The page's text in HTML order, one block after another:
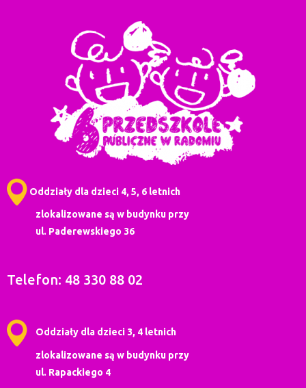
Oddziały dla dzieci 4, 5, 6 letnich
zlokalizowane są w budynku przy
ul. Paderewskiego 36
Telefon: 48 330 88 02
Oddziały dla dzieci 3, 4 letnich
zlokalizowane są w budynku przy
ul. Rapackiego 4